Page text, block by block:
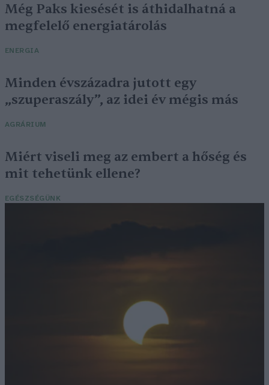
Még Paks kiesését is áthidalhatná a
megfelelő energiatárolás
ENERGIA
Minden évszázadra jutott egy
„szuperaszály”, az idei év mégis más
AGRÁRIUM
Miért viseli meg az embert a hőség és
mit tehetünk ellene?
EGÉSZSÉGÜNK